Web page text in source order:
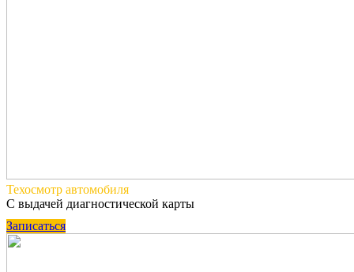
Техосмотр автомобиля
С выдачей диагностической карты
Записаться